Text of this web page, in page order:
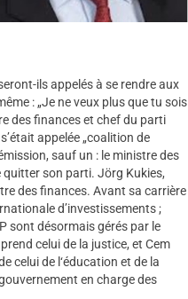
ils appelés à se rendre aux
: „Je ne veux plus que tu sois
des finances et chef du parti
appelée „coalition de
sauf un : le ministre des
quitter son parti. Jörg Kukies,
des finances. Avant sa carrière
d’investissements ;
sont désormais gérés par le
celui de la justice, et Cem
celui de l‘éducation et de la
en charge des